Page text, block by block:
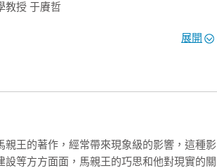
教授 于賡哲
來職涯的高峰――人生第一個肥缺。不僅是替
在頭上，這會兒才來求神仙傳授縮地術為時
沒想到，自己要面對的不僅僅是荔枝如何保
於為了一顆荔枝，跟他這個九品小官過不去
展開
王的著作，經常帶來現象級的影響，這種影
等方方面面，馬親王的巧思和他對現實的關